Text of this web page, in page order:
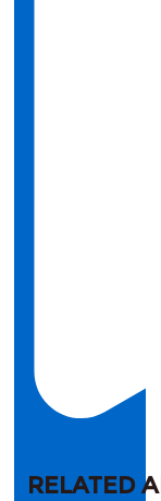
RELATED